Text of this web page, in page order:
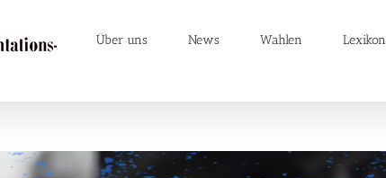
Über uns News Wahlen Lexikon